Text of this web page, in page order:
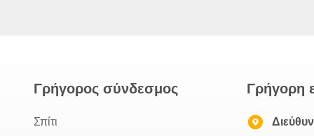
Γρήγορος σύνδεσμος
Σπίτι
Γρήγορη